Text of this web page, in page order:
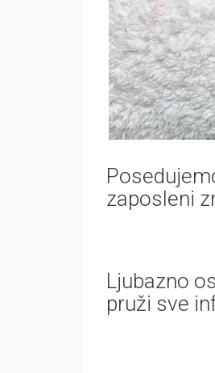
zaposleni
Ljubazno
pruži sve